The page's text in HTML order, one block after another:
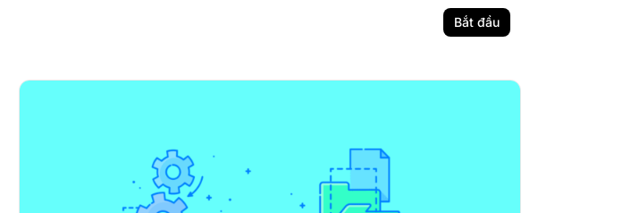
Bắt đầu